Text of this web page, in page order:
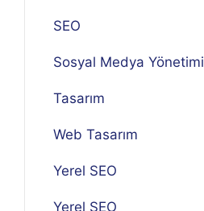
SEO
Sosyal Medya Yönetimi
Tasarım
Web Tasarım
Yerel SEO
Yerel SEO